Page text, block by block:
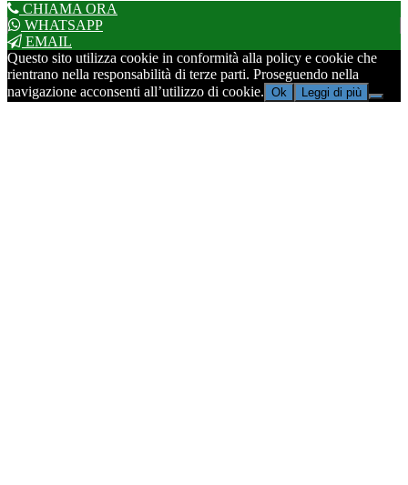
CHIAMA ORA
WHATSAPP
EMAIL
Questo sito utilizza cookie in conformità alla policy e cookie che
rientrano nella responsabilità di terze parti. Proseguendo nella
navigazione acconsenti all’utilizzo di cookie. Ok Leggi di più